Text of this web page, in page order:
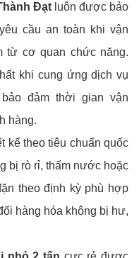
Đạtluôn được bảo
cầu an toàn khi vận
từ cơ quan chức năng.
khi cung ứng dịch vụ
đảm thời gian vận
hàng.
kế theo tiêu chuẩn quốc
bị rò rỉ, thấm nước hoặc
theo định kỳ phù hợp
hàng hóa không bị hư,